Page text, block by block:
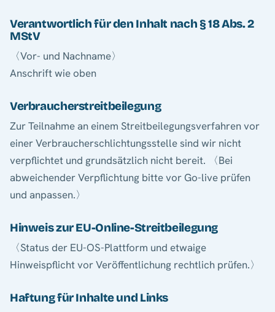
Verantwortlich für den Inhalt nach § 18 Abs. 2
MStV
〈Vor- und Nachname〉
Anschrift wie oben
Verbraucherstreitbeilegung
Zur Teilnahme an einem Streitbeilegungsverfahren vor
einer Verbraucherschlichtungsstelle sind wir nicht
verpflichtet und grundsätzlich nicht bereit. 〈Bei
abweichender Verpflichtung bitte vor Go-live prüfen
und anpassen.〉
Hinweis zur EU-Online-Streitbeilegung
〈Status der EU-OS-Plattform und etwaige
Hinweispflicht vor Veröffentlichung rechtlich prüfen.〉
Haftung für Inhalte und Links